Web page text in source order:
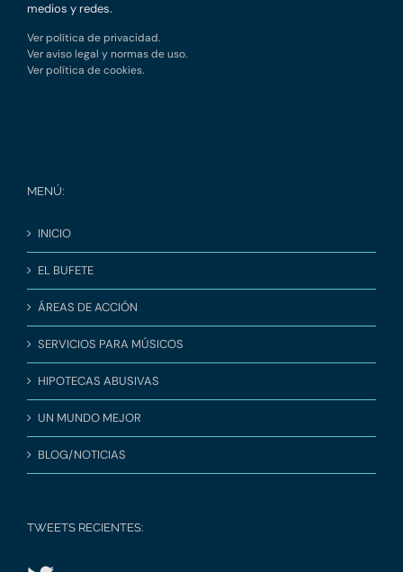
medios y redes.
Ver política de privacidad.
Ver aviso legal y normas de uso.
Ver política de cookies.
MENÚ:
INICIO
EL BUFETE
ÁREAS DE ACCIÓN
SERVICIOS PARA MÚSICOS
HIPOTECAS ABUSIVAS
UN MUNDO MEJOR
BLOG/NOTICIAS
TWEETS RECIENTES: